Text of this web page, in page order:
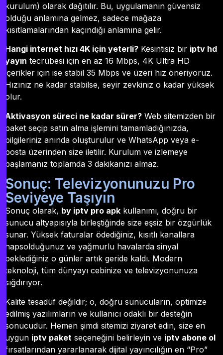
kurulum) olarak dağıtılır. Bu, uygulamanın güvensiz
olduğu anlamına gelmez, sadece mağaza
kısıtlamalarından kaçındığı anlamına gelir.
Hangi internet hızı 4K için yeterli? Kesintisiz bir iptv hd
yayın tecrübesi için en az 16 Mbps, 4K Ultra HD
içerikler için ise stabil 35 Mbps ve üzeri hız öneriyoruz.
Hızınız ne kadar stabilse, seyir zevkiniz o kadar yüksek
olur.
Aktivasyon süreci ne kadar sürer? Web sitemizden bir
paket seçip satın alma işlemini tamamladığınızda,
bilgileriniz anında oluşturulur ve WhatsApp veya e-
posta üzerinden size iletilir. Kurulum ve izlemeye
başlamanız toplamda 3 dakikanızı almaz.
Sonuç: Televizyonunuzu Pro
Seviyeye Taşıyın
Sonuç olarak, by iptv pro apk kullanımı, doğru bir
sunucu altyapısıyla birleştiğinde size eşsiz bir özgürlük
sunar. Yüksek faturalar ödediğiniz, kısıtlı kanallara
hapsolduğunuz ve yağmurlu havalarda sinyal
beklediğiniz o günler artık geride kaldı. Modern
teknoloji, tüm dünyayı cebinize ve televizyonunuza
sığdırıyor.
Kalite tesadüf değildir; o, doğru sunucuların, optimize
edilmiş yazılımların ve kullanıcı odaklı bir desteğin
sonucudur. Hemen şimdi sitemizi ziyaret edin, size en
uygun iptv paket seçeneğini belirleyin ve iptv abone ol
fırsatlarından yararlanarak dijital yayıncılığın en “Pro”